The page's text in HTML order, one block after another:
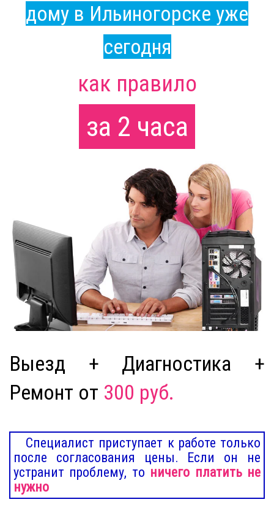
дому в Ильиногорске уже
сегодня
как правило
за 2 часа
Выезд + Диагностика +
Ремонт от 300 руб.
Специалист приступает к работе только
после согласования цены. Если он не
устранит проблему, то ничего платить не
нужно